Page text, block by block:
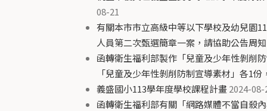
08-21
有關本市市立高級中等以下學校及幼兒園
人員第二次甄選簡章一案，請協助公告周
函轉衛生福利部製作「兒童及少年性剝削
「兒童及少年性剝削防制宣導素材」各1份
義盛國小113學年度學校課程計畫2024-08-
函轉衛生福利部有關「網路媒體不當自殺